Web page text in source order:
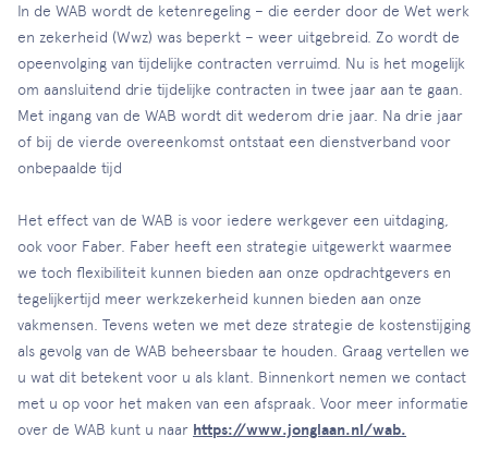
In de WAB wordt de ketenregeling – die eerder door de Wet werk
en zekerheid (Wwz) was beperkt – weer uitgebreid. Zo wordt de
opeenvolging van tijdelijke contracten verruimd. Nu is het mogelijk
om aansluitend drie tijdelijke contracten in twee jaar aan te gaan.
Met ingang van de WAB wordt dit wederom drie jaar. Na drie jaar
of bij de vierde overeenkomst ontstaat een dienstverband voor
onbepaalde tijd
Het effect van de WAB is voor iedere werkgever een uitdaging,
ook voor Faber. Faber heeft een strategie uitgewerkt waarmee
we toch flexibiliteit kunnen bieden aan onze opdrachtgevers en
tegelijkertijd meer werkzekerheid kunnen bieden aan onze
vakmensen. Tevens weten we met deze strategie de kostenstijging
als gevolg van de WAB beheersbaar te houden. Graag vertellen we
u wat dit betekent voor u als klant. Binnenkort nemen we contact
met u op voor het maken van een afspraak. Voor meer informatie
over de WAB kunt u naar https://www.jonglaan.nl/wab.